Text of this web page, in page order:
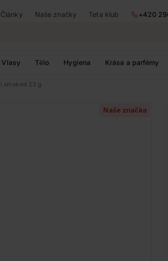
Články Naše značky Teta klub
+420
Vlasy Tělo Hygiena Krása a parfémy
smoked 23 g
Naše značka